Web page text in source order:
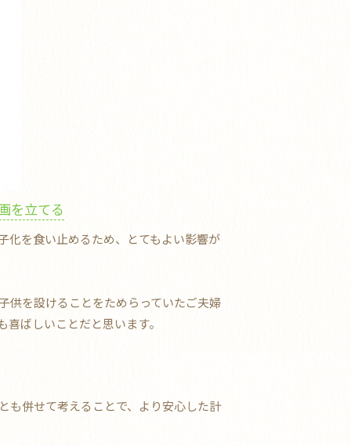
を立てる
化を食い止めるため、とてもよい影響が
供を設けることをためらっていたご夫婦
ばしいことだと思います。
も併せて考えることで、より安心した計